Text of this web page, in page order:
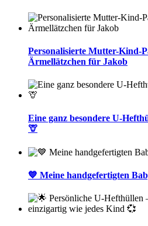
Personalisierte Mutter-Kind-
Ärmellätzchen für Jakob
Eine ganz besondere U-
🦒
💙 Meine handgefertigten